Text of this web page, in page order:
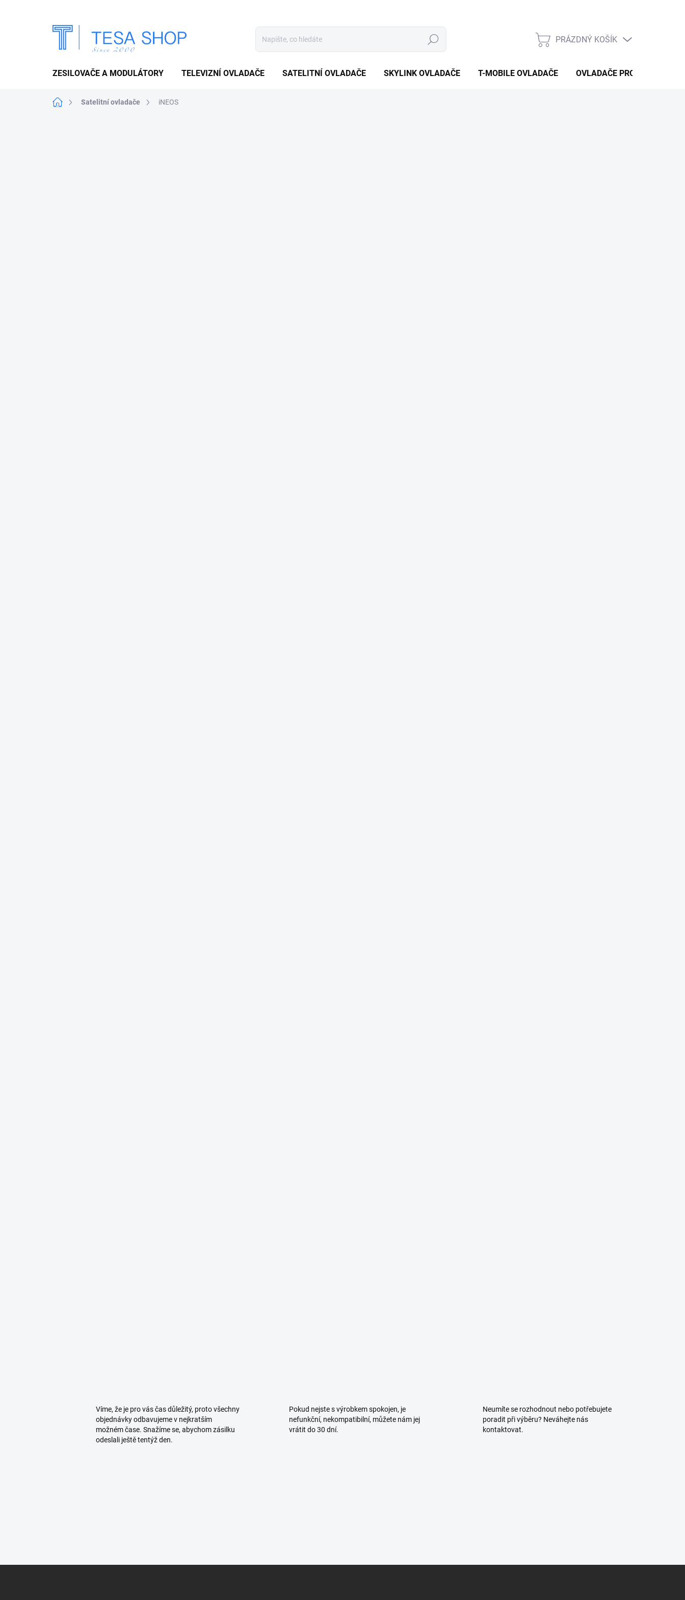
Hledat
NÁKUPNÍ
PRÁZDNÝ KOŠÍK
ZESILOVAČE A MODULÁTORY TELEVIZNÍ OVLADAČE SATELITNÍ OVLADAČE SKYLINK OVLADAČE T-MOBILE OVLADAČE OVLADAČE PRO VYSAVAČE
Domů Satelitní ovladače iNEOS
Víme, že je pro vás čas důležitý, proto všechny
objednávky odbavujeme v nejkratším
možném čase. Snažíme se, abychom zásilku
odeslali ještě tentýž den.
Pokud nejste s výrobkem spokojen, je
nefunkční, nekompatibilní, můžete nám jej
vrátit do 30 dní.
Neumíte se rozhodnout nebo potřebujete
poradit při výběru? Neváhejte nás
kontaktovat.